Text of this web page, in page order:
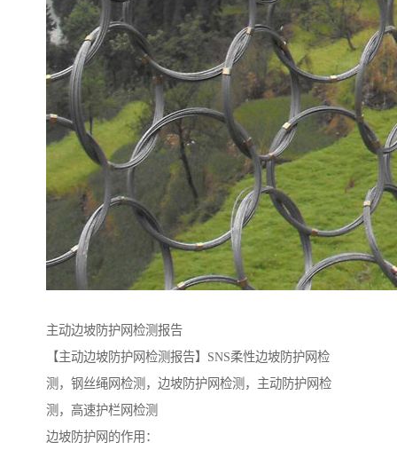
主动边坡防护网检测报告
【主动边坡防护网检测报告】SNS柔性边坡防护网检
测，钢丝绳网检测，边坡防护网检测，主动防护网检
测，高速护栏网检测
边坡防护网的作用：